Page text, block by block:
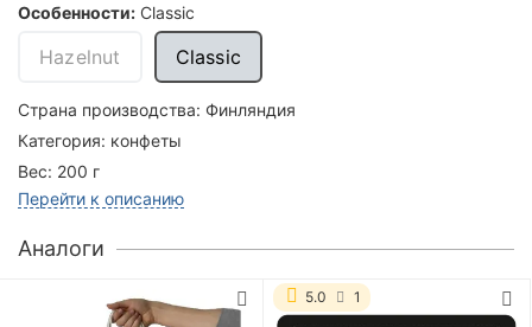
Особенности: Classic
Hazelnut Classic
Страна производства: Финляндия
Категория: конфеты
Вес: 200 г
Перейти к описанию
Аналоги
5.0 1